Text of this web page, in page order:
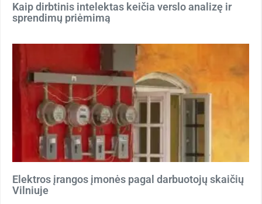
Kaip dirbtinis intelektas keičia verslo analizę ir
sprendimų priėmimą
Elektros įrangos įmonės pagal darbuotojų skaičių
Vilniuje